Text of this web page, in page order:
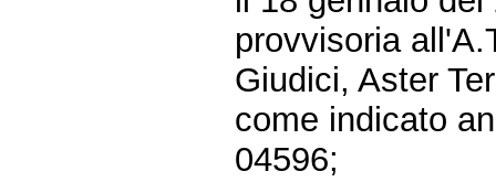
provvisoria
Giudici, Aster
come indicato
04596;